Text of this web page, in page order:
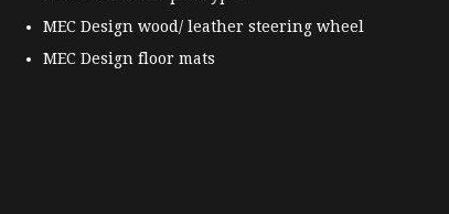
MEC Design wood/ leather steering wheel
MEC Design floor mats